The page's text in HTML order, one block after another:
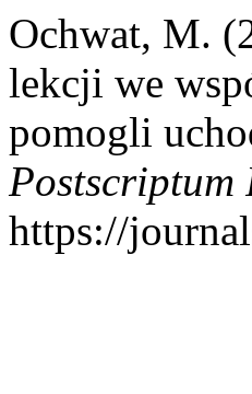
Ochwat, M.
lekcji we
pomogli
Postscriptum
https://